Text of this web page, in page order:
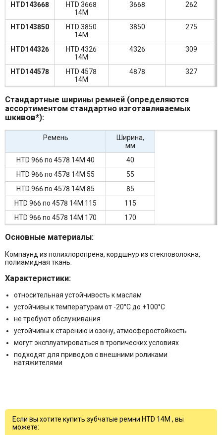
HTD143668
HTD 3668
14M
3668 262
HTD143850
HTD 3850
14M
3850 275
HTD144326
HTD 4326
14M
4326 309
HTD144578
HTD 4578
14M
4878 327
Стандартные ширины ремней (определяются
ассортиментом стандартно изготавливаемых
шкивов*):
Ремень
Ширина,
мм
HTD 966 по 4578 14M 40
40
HTD 966 по 4578 14M 55
55
HTD 966 по 4578 14M 85
85
HTD 966 по 4578 14M 115
115
HTD 966 по 4578 14M 170
170
Основные материалы:
Компаунд из полихлоропрена, кордшнур из стекловолокна,
полиамидная ткань.
Характеристики:
относительная устойчивость к маслам
устойчивы к температурам от -20°C до +100°C
не требуют обслуживания
устойчивы к старению и озону, атмосферостойкость
могут эксплуатироваться в тропических условиях
подходят для приводов с внешними роликами
натяжителями
Если вы хотите купить зубчатые ремни HTD 14M , вы
можете: